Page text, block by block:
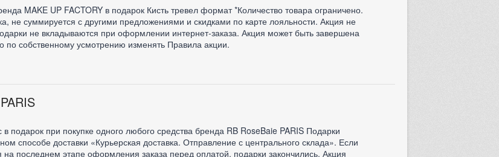
MAKE UP FACTORY в подарок Кисть тревел формат *Количество товара ограничено.
не суммируется с другими предложениями и скидками по карте лояльности. Акция не
не вкладываются при оформлении интернет-заказа. Акция может быть завершена
по собственному усмотрению изменять Правила акции.
при покупке одного любого средства бренда RB RoseBaie PARIS Подарки
способе доставки «Курьерская доставка. Отправление с центрального склада». Если
на последнем этапе оформления заказа перед оплатой, подарки закончились. Акция